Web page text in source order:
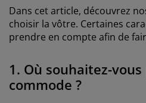
Dans cet article, découvrez
choisir la vôtre. Certaines
prendre en compte afin de
1. Où souhaitez-
commode ?